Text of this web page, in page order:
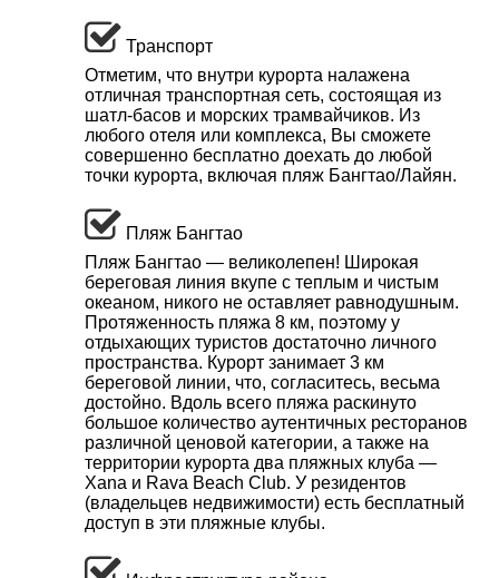
Транспорт
Отметим, что внутри курорта налажена
отличная транспортная сеть, состоящая из
шатл-басов и морских трамвайчиков. Из
любого отеля или комплекса, Вы сможете
совершенно бесплатно доехать до любой
точки курорта, включая пляж Бангтао/Лайян.
Пляж Бангтао
Пляж Бангтао — великолепен! Широкая
береговая линия вкупе с теплым и чистым
океаном, никого не оставляет равнодушным.
Протяженность пляжа 8 км, поэтому у
отдыхающих туристов достаточно личного
пространства. Курорт занимает 3 км
береговой линии, что, согласитесь, весьма
достойно. Вдоль всего пляжа раскинуто
большое количество аутентичных ресторанов
различной ценовой категории, а также на
территории курорта два пляжных клуба —
Xana и Rava Beach Club. У резидентов
(владельцев недвижимости) есть бесплатный
доступ в эти пляжные клубы.